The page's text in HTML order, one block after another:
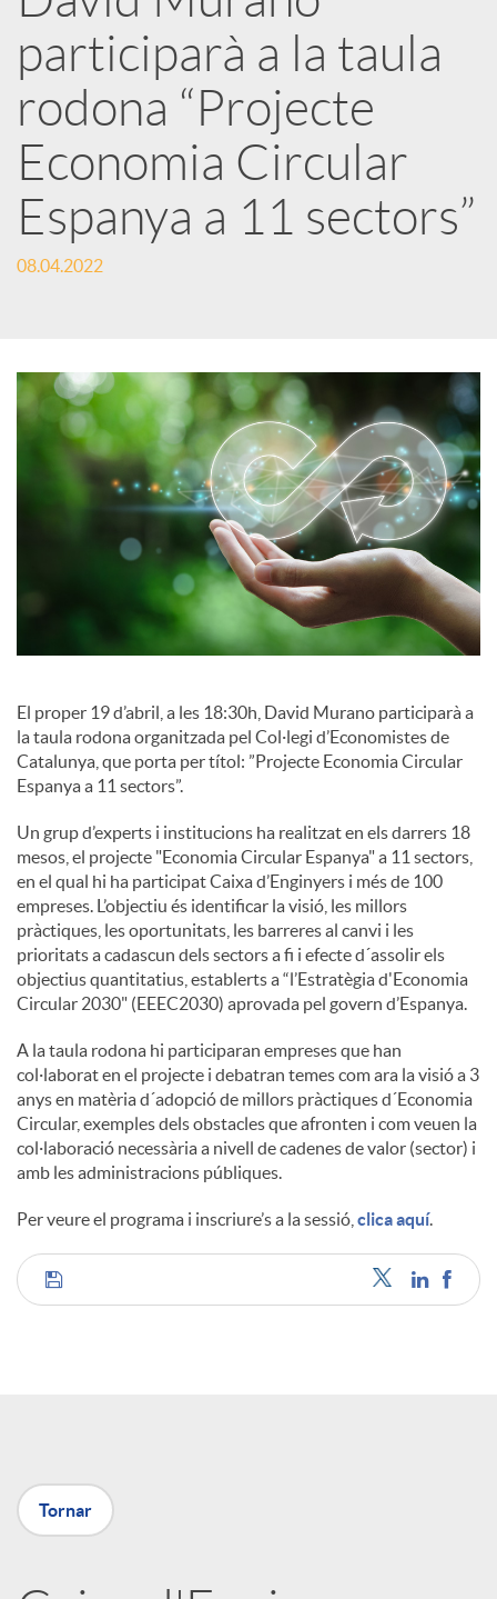
a
r
x
e
S
o
i
a
l
s
participarà a la taula
rodona “Projecte
Economia Circular
Espanya a 11 sectors”
08.04.2022
El proper 19 d’abril, a les 18:30h, David Murano participarà a
la taula rodona organitzada pel Col·legi d’Economistes de
Catalunya, que porta per títol: ”Projecte Economia Circular
Espanya a 11 sectors”.
Un grup d’experts i institucions ha realitzat en els darrers 18
mesos, el projecte "Economia Circular Espanya" a 11 sectors,
en el qual hi ha participat Caixa d’Enginyers i més de 100
empreses. L’objectiu és identificar la visió, les millors
pràctiques, les oportunitats, les barreres al canvi i les
prioritats a cadascun dels sectors a fi i efecte d´assolir els
objectius quantitatius, establerts a “l’Estratègia d'Economia
Circular 2030" (EEEC2030) aprovada pel govern d’Espanya.
A la taula rodona hi participaran empreses que han
col·laborat en el projecte i debatran temes com ara la visió a 3
anys en matèria d´adopció de millors pràctiques d´Economia
Circular, exemples dels obstacles que afronten i com veuen la
col·laboració necessària a nivell de cadenes de valor (sector) i
amb les administracions públiques.
Per veure el programa i inscriure’s a la sessió, clica aquí.
C
pTornar